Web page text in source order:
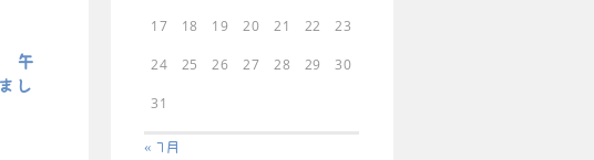
午
し
17 18 19 20 21 22 23
24 25 26 27 28 29 30
31
« 7月